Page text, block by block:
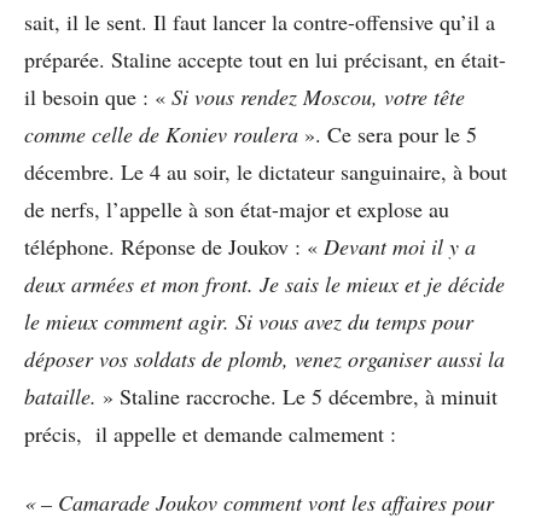
sait, il le sent. Il faut lancer la contre-offensive qu’il a
préparée. Staline accepte tout en lui précisant, en était-
il besoin que : « Si vous rendez Moscou, votre tête
comme celle de Koniev roulera ». Ce sera pour le 5
décembre. Le 4 au soir, le dictateur sanguinaire, à bout
de nerfs, l’appelle à son état-major et explose au
téléphone. Réponse de Joukov : « Devant moi il y a
deux armées et mon front. Je sais le mieux et je décide
le mieux comment agir. Si vous avez du temps pour
déposer vos soldats de plomb, venez organiser aussi la
bataille. » Staline raccroche. Le 5 décembre, à minuit
précis, il appelle et demande calmement :
« – Camarade Joukov comment vont les affaires pour